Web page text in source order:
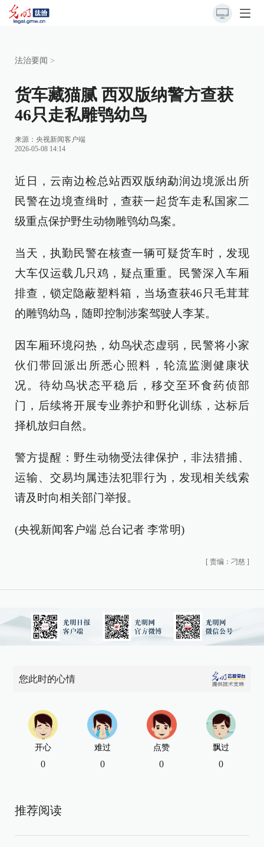
法治要闻 >
货车藏猫腻 西双版纳警方查获
46只走私雕鸮幼鸟
来源： 央视新闻客户端
2026-05-08 14:14
近日，云南边检总站西双版纳勐润边境派出所
民警在边境查缉时，查获一起货车走私国家二
级重点保护野生动物雕鸮幼鸟案。
当天，执勤民警在核查一辆可疑货车时，发现
大车仅运载几只鸡，疑点重重。民警深入车厢
排查，锁定隐蔽塑料箱，当场查获46只毛茸茸
的雕鸮幼鸟，随即控制涉案驾驶人李某。
因车厢环境闷热，幼鸟状态虚弱，民警将小家
伙们带回派出所悉心照料，轮流监测健康状
况。待幼鸟状态平稳后，移交至环食药侦部
门，后续将开展专业养护和野化训练，达标后
择机放归自然。
警方提醒：野生动物受法律保护，非法猎捕、
运输、交易均属违法犯罪行为，发现相关线索
请及时向相关部门举报。
(央视新闻客户端 总台记者 李常明)
[ 责编：刁慈 ]
您此时的心情
开心
0
难过
0
点赞
0
飘过
0
推荐阅读